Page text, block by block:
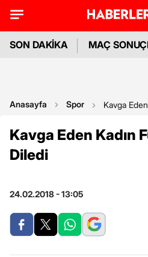
SON DAKİKA MAÇ
Anasayfa Spor Kavga
Kavga Eden Kadın
Diledi
24.02.2018 - 13:05